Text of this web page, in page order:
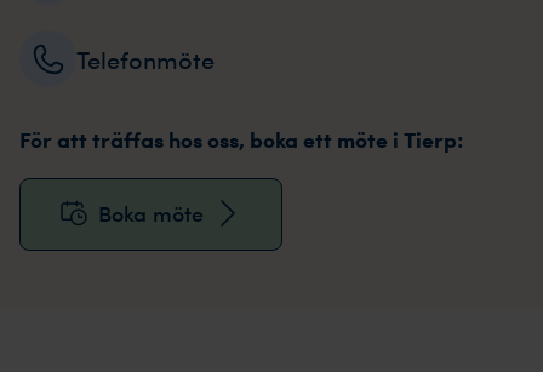
Telefonmöte
För att träffas hos oss, boka ett möte i Tierp:
Boka möte